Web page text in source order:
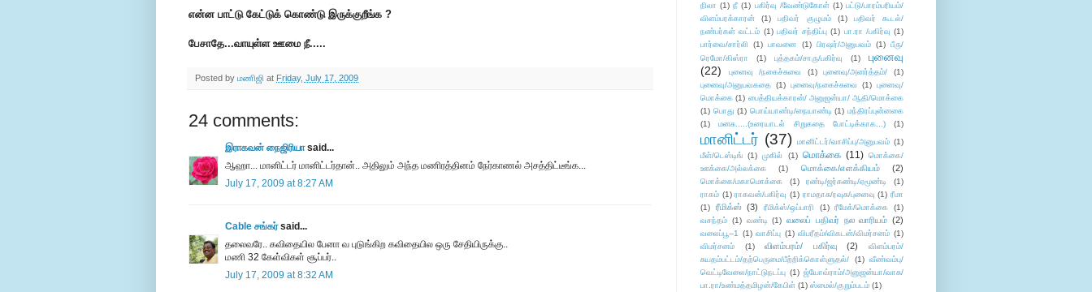
என்ன பாட்டு கேட்டுக் கொண்டு இருக்குறீங்க ?
பேசாதே...வாயுள்ள ஊமை நீ.....
Posted by மணிஜி at Friday, July 17, 2009
24 comments:
இராகவன் நைஜிரியாsaid...
ஆஹா... மானிட்டர் மானிட்டர்தான்.. அதிலும் அந்த மணிரத்தினம் நேர்காணல் அசத்திட்டீங்க...
July 17, 2009 at 8:27 AM
Cable சங்கர்said...
தலைவரே.. கவிதையில பேனா வ புடுங்கிற கவிதையில ஒரு சேதியிருக்கு..
மணி 32 கேள்விகள் சூப்பர்..
July 17, 2009 at 8:32 AM
நிலா (1) நீ (1) பகிர்வு /வேண்டுகோள் (1) பட்டு/பாரம்பரியம்/
விளம்பரக்காரன்
(1) பதிவர் குழுமம் (1)
பதிவர் கூடல்/
நண்பர்கள் வட்டம் (1) பதிவர் சந்திப்பு (1) பா.ரா /பகிர்வு (1)
பார்வை/சார்லி
(1) பாவனை (1) பிரஷர்/அனுபவம் (1) பீரு/
ரெமோ/கிஸ்ரா
(1) புத்தகம்/சாரு/பகிர்வு (1)
புனைவு
(22)
புனைவு /நகைச்சுவை (1) புனைவு/அனர்த்தம்/
(1)
புனைவு/அனுபவகதை (1) புனைவு/நகைச்சுவை (1) புனைவு/
மொக்கை (1) பைத்தியக்காரன்/ அனுஜன்யா/ ஆதி/மொக்கை
(1) பொது (1) பொய்யாண்டி/நையாண்டி (1) மந்திரப்புன்னகை
(1)
மனசு.....(உரையாடல் சிறுகதை போட்டிக்காக...) (1)
மானிட்டர் (37) மானிட்டர்/வாசிப்பு/அனுபவம் (1)
மீள்/டெஸ்டிங் (1) முகில் (1) மொக்கை (11) மொக்கை/
ஊக்கை/அல்லக்கை
(1) மொக்கை/எளக்கியம் (2)
மொக்கை/மகாமொக்கை (1) ரண்டி/ஜர்கண்டி/ஏமூண்டி
(1)
ராகம் (1) ராகவன்/பகிர்வு (1) ராமதாசு/ரவுசு/புனைவு (1) ரீமா
(1)
ரீமிக்ஸ் (3) ரீமிக்ஸ்/ஒப்பாரி (1) ரீமேக்/மொக்கை
(1)
வசந்தம் (1) வண்டி (1) வலைப் பதிவர் நல வாரியம் (2)
வலைப்பூ--1 (1) வாசிப்பு (1) விபரீதம்/விகடன்/விமர்சனம் (1)
விமர்சனம்
(1) விளம்பரம்/ பகிர்வு (2)
விளம்பரம்/
சுயதம்பட்டம்/தற்பெருமை/பீற்றிக்கொள்ளுதல்/
(1) வீண்வம்பு/
வெட்டிவேலை/நாட்டுநடப்பு (1) ஜ்யோவ்ராம்/அனுஜன்யா/வாசு/
பா.ரா/உண்மத்தமிழன்/கேபிள் (1) ஸ்மைல்/குறும்படம் (1)